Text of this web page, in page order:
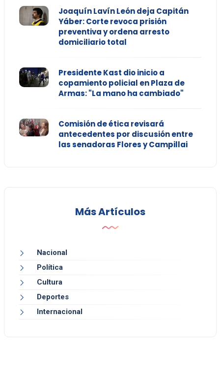
Joaquín Lavín León deja Capitán
Yáber: Corte revoca prisión
preventiva y ordena arresto
domiciliario total
Presidente Kast dio inicio a
copamiento policial en Plaza de
Armas: "La mano ha cambiado"
Comisión de ética revisará
antecedentes por discusión entre
las senadoras Flores y Campillai
Más Artículos
Nacional
Política
Cultura
Deportes
Internacional